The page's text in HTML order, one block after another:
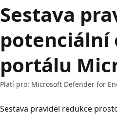
Sestava
potenciální
portálu
Platí pro: Microsoft Defender for
Sestava pravidel redukce